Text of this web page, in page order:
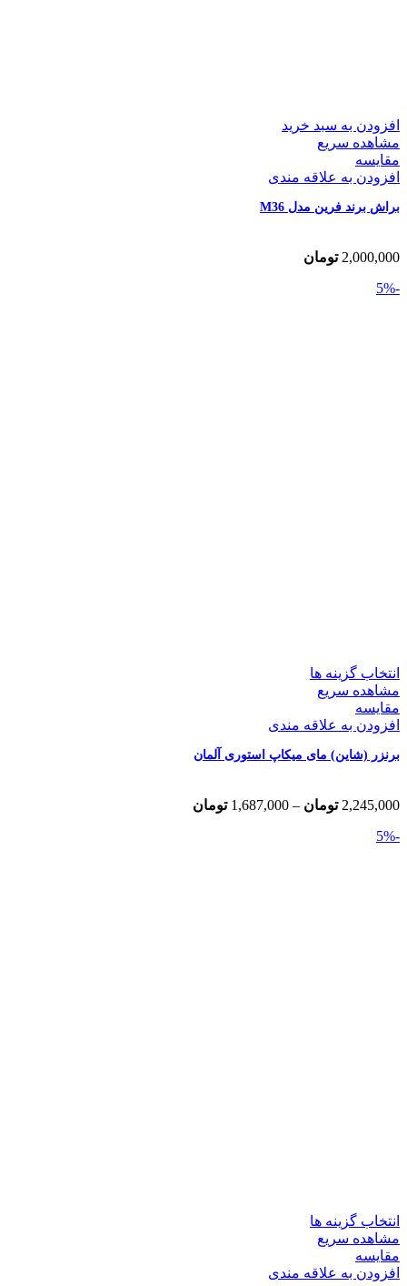
افزودن به سبد خرید
مشاهده سریع
مقایسه
افزودن به علاقه مندی
براش برند فرین مدل M36
2,000,000 تومان
-5%
انتخاب گزینه ها
مشاهده سریع
مقایسه
افزودن به علاقه مندی
برنزر (شاین) مای میکاپ استوری آلمان
2,245,000 تومان –
1,687,000 تومان
-5%
انتخاب گزینه ها
مشاهده سریع
مقایسه
افزودن به علاقه مندی